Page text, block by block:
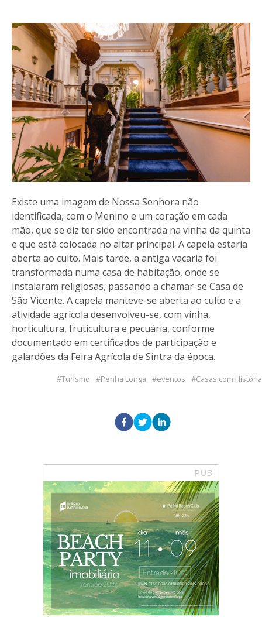
Existe uma imagem de Nossa Senhora não
identificada, com o Menino e um coração em cada
mão, que se diz ter sido encontrada na vinha da quinta
e que está colocada no altar principal. A capela estaria
aberta ao culto. Mais tarde, a antiga vacaria foi
transformada numa casa de habitação, onde se
instalaram religiosas, passando a chamar-se Casa de
São Vicente. A capela manteve-se aberta ao culto e a
atividade agrícola desenvolveu-se, com vinha,
horticultura, fruticultura e pecuária, conforme
documentado em certificados de participação e
galardões da Feira Agrícola de Sintra da época.
Turismo Penha Longa eventos Casas com História
PUB